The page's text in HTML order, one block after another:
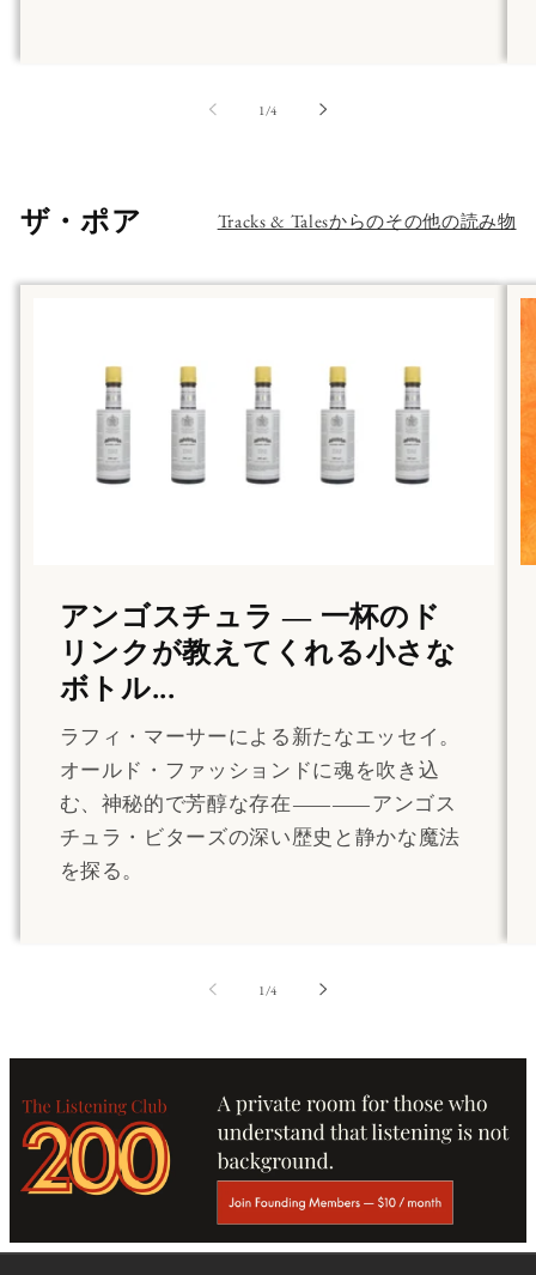
1 /の
4
ザ・ポア Tracks & Talesからのその他の読み物
アンゴスチュラ ― 一杯のド
リンクが教えてくれる小さな
ボトル...
ラフィ・マーサーによる新たなエッセイ。
オールド・ファッションドに魂を吹き込
む、神秘的で芳醇な存在――アンゴス
チュラ・ビターズの深い歴史と静かな魔法
を探る。
1 /の
4